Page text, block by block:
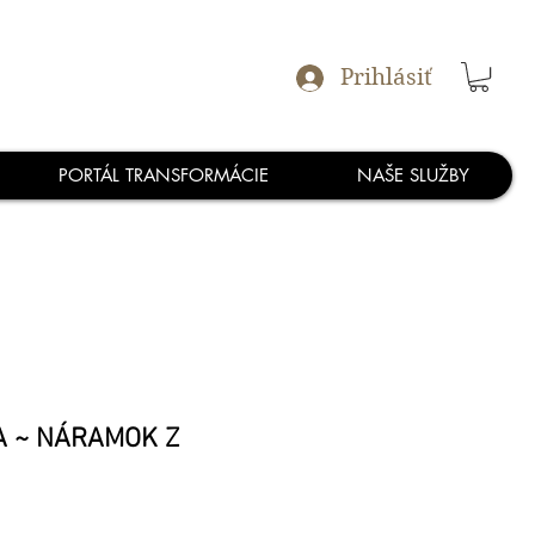
Prihlásiť
PORTÁL TRANSFORMÁCIE NAŠE SLUŽBY
~ NÁRAMOK Z